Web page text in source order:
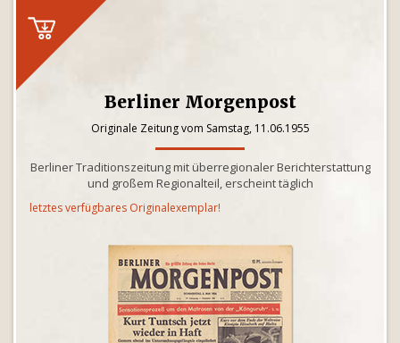
Berliner Morgenpost
Originale Zeitung vom Samstag, 11.06.1955
Berliner Traditionszeitung mit überregionaler Berichterstattung
und großem Regionalteil, erscheint täglich
letztes verfügbares Originalexemplar!